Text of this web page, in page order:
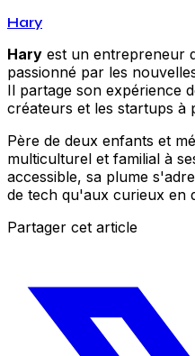
Hary
Hary est un entrepreneur
passionné par les
Il partage son expérience
créateurs et les startups à
Père de deux enfants et
multiculturel et familial à
accessible, sa plume
de tech qu'aux curieux en
Partager cet article